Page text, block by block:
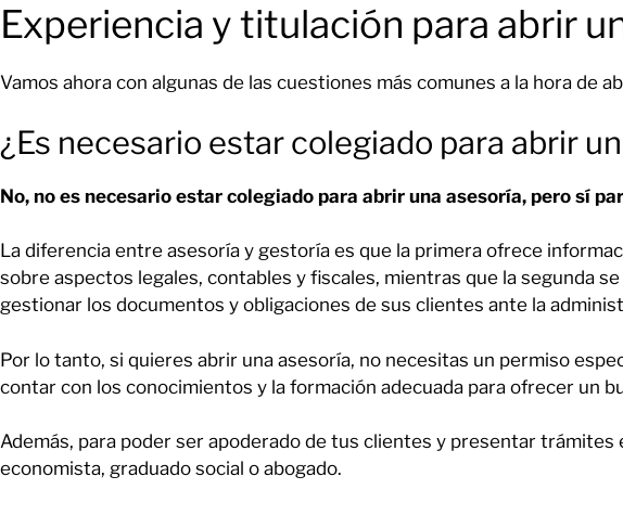
Experiencia y titulación para abrir
Vamos ahora con algunas de las cuestiones más comunes a la hora de
¿Es necesario estar colegiado para abrir
No, no es necesario estar colegiado para abrir una asesoría, pero sí
La diferencia entre asesoría y gestoría es que la primera ofrece
sobre aspectos legales, contables y fiscales, mientras que la segunda
gestionar los documentos y obligaciones de sus clientes ante la
Por lo tanto, si quieres abrir una asesoría, no necesitas un permiso
contar con los conocimientos y la formación adecuada para ofrecer un
Además, para poder ser apoderado de tus clientes y presentar trámites
economista, graduado social o abogado.